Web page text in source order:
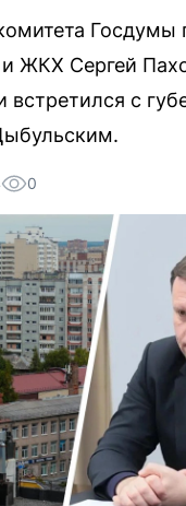
Госдумы
и ЖКХ Сергей
встретился с
0